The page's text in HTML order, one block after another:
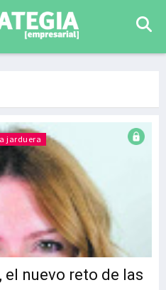
nuevo reto de las
jarduera